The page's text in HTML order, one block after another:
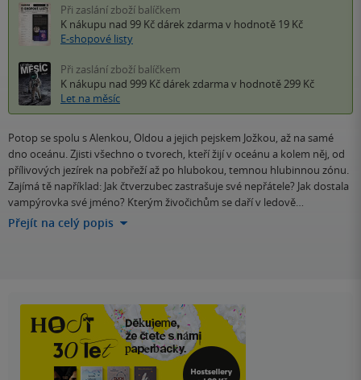
Při zaslání zboží balíčkem
K nákupu nad 99 Kč dárek zdarma v hodnotě 19 Kč
E-shopové listy
Při zaslání zboží balíčkem
K nákupu nad 999 Kč dárek zdarma v hodnotě 299 Kč
Let na měsíc
Potop se spolu s Alenkou, Oldou a jejich pejskem Jožkou, až na samé
dno oceánu. Zjisti všechno o tvorech, kteří žijí v oceánu a kolem něj, od
přílivových jezírek na pobřeží až po hlubokou, temnou hlubinnou zónu.
Zajímá tě například: Jak čtverzubec zastrašuje své nepřátele? Jak dostala
vampýrovka své jméno? Kterým živočichům se daří v ledově…
Přejít na celý popis